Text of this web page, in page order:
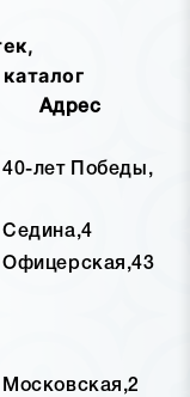
Адрес
40-лет Победы,
Седина,4
Офицерская,43
Московская,2